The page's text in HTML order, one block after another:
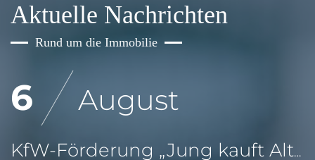
Aktuelle Nachrichten
Rund um die Immobilie
6 August
KfW-Förderung „Jung kauft Alt“: Höhere Kredite ab August 2026